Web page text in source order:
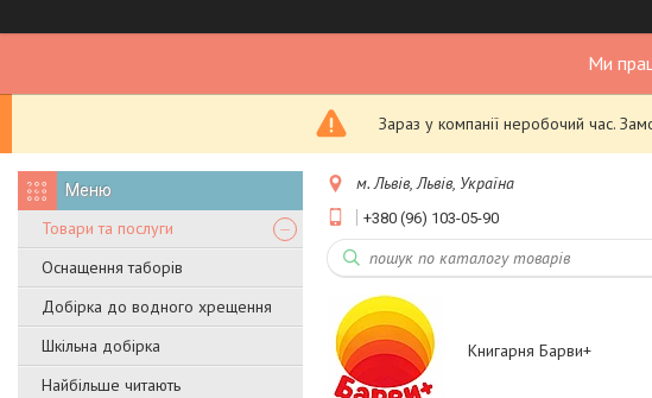
Ми
Зараз у компанії неробочий час.
Товари та послуги
Оснащення таборів
Добірка до водного хрещення
Шкільна добірка
Найбільше читають
м. Львів, Львів, Україна
+380 (96) 103-05-90
Книгарня Барви+